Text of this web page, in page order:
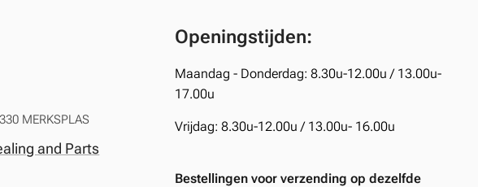
MERKSPLAS
and Parts
Openingstijden:
Maandag - Donderdag: 8.30u-12.00u / 13.00u-
17.00u
Vrijdag: 8.30u-12.00u / 13.00u- 16.00u
Bestellingen voor verzending op dezelfde